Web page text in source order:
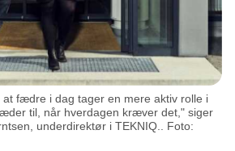
at fædre i dag tager en mere aktiv rolle i
til, når hverdagen kræver det," siger
underdirektør i TEKNIQ.. Foto: